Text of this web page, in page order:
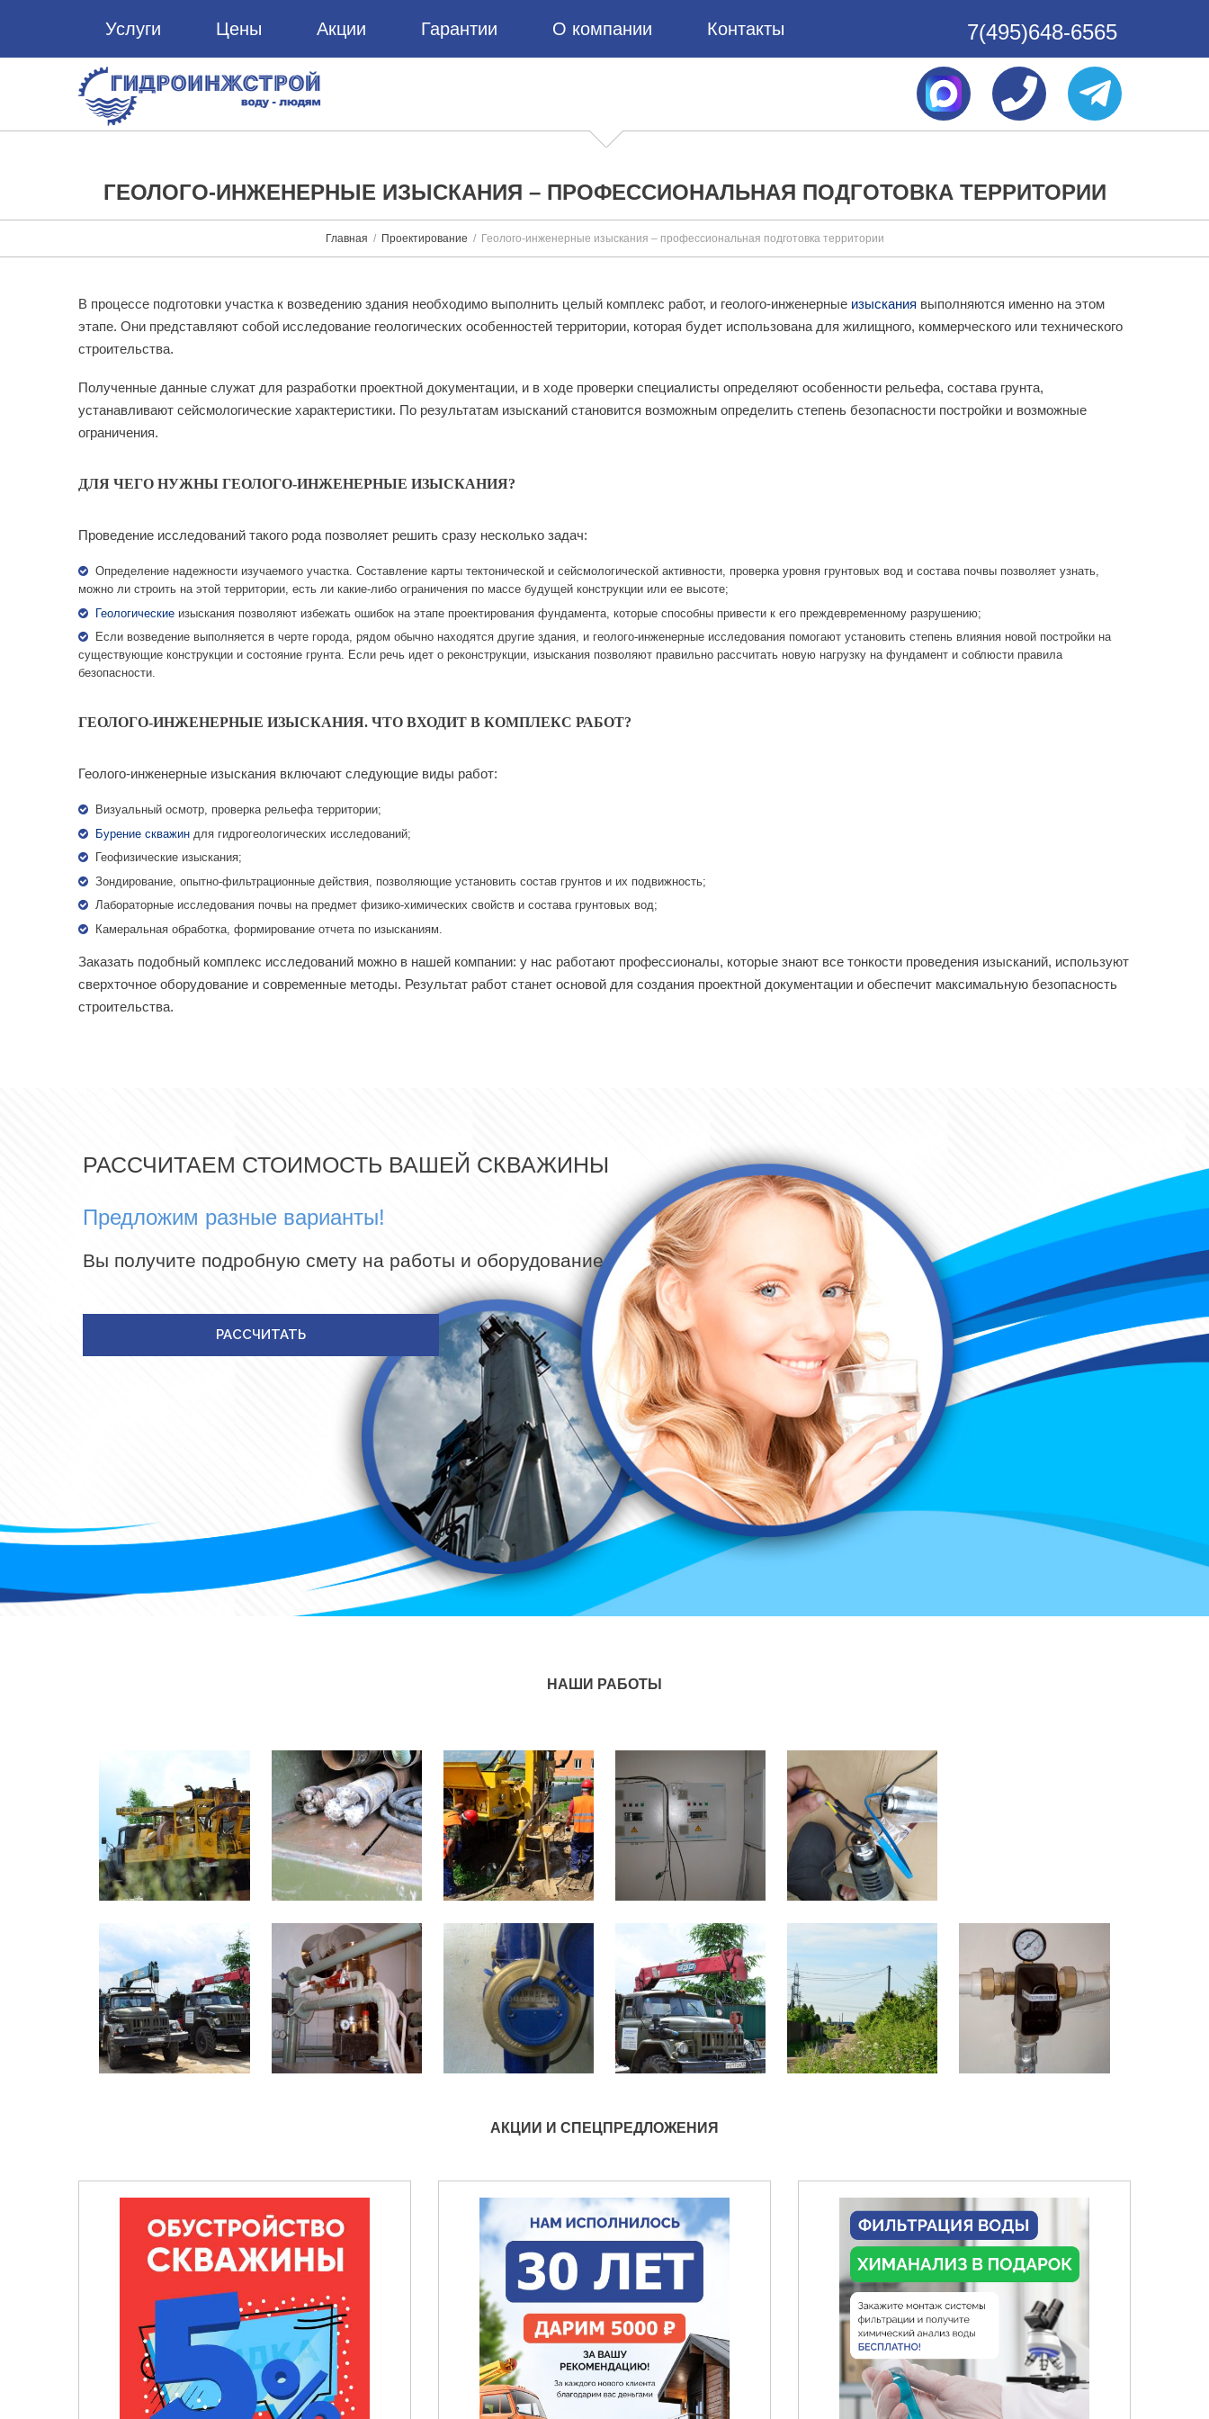
Услуги Цены Акции Гарантии О компании Контакты 7(495)648-6565
ГЕОЛОГО-ИНЖЕНЕРНЫЕ ИЗЫСКАНИЯ – ПРОФЕССИОНАЛЬНАЯ ПОДГОТОВКА ТЕРРИТОРИИ
Главная Проектирование Геолого-инженерные изыскания – профессиональная подготовка территории
В процессе подготовки участка к возведению здания необходимо выполнить целый комплекс работ, и геолого-инженерные изыскания выполняются именно на этом
этапе. Они представляют собой исследование геологических особенностей территории, которая будет использована для жилищного, коммерческого или технического
строительства.
Полученные данные служат для разработки проектной документации, и в ходе проверки специалисты определяют особенности рельефа, состава грунта,
устанавливают сейсмологические характеристики. По результатам изысканий становится возможным определить степень безопасности постройки и возможные
ограничения.
ДЛЯ ЧЕГО НУЖНЫ ГЕОЛОГО-ИНЖЕНЕРНЫЕ ИЗЫСКАНИЯ?
Проведение исследований такого рода позволяет решить сразу несколько задач:
Определение надежности изучаемого участка. Составление карты тектонической и сейсмологической активности, проверка уровня грунтовых вод и состава почвы позволяет узнать,
можно ли строить на этой территории, есть ли какие-либо ограничения по массе будущей конструкции или ее высоте;
Геологические изыскания позволяют избежать ошибок на этапе проектирования фундамента, которые способны привести к его преждевременному разрушению;
Если возведение выполняется в черте города, рядом обычно находятся другие здания, и геолого-инженерные исследования помогают установить степень влияния новой постройки на
существующие конструкции и состояние грунта. Если речь идет о реконструкции, изыскания позволяют правильно рассчитать новую нагрузку на фундамент и соблюсти правила
безопасности.
ГЕОЛОГО-ИНЖЕНЕРНЫЕ ИЗЫСКАНИЯ. ЧТО ВХОДИТ В КОМПЛЕКС РАБОТ?
Геолого-инженерные изыскания включают следующие виды работ:
Визуальный осмотр, проверка рельефа территории;
Бурение скважин для гидрогеологических исследований;
Геофизические изыскания;
Зондирование, опытно-фильтрационные действия, позволяющие установить состав грунтов и их подвижность;
Лабораторные исследования почвы на предмет физико-химических свойств и состава грунтовых вод;
Камеральная обработка, формирование отчета по изысканиям.
Заказать подобный комплекс исследований можно в нашей компании: у нас работают профессионалы, которые знают все тонкости проведения изысканий, используют
сверхточное оборудование и современные методы. Результат работ станет основой для создания проектной документации и обеспечит максимальную безопасность
строительства.
РАССЧИТАЕМ СТОИМОСТЬ ВАШЕЙ СКВАЖИНЫ
Предложим разные варианты!
Вы получите подробную смету на работы и оборудование
РАССЧИТАТЬ
НАШИ РАБОТЫ
АКЦИИ И СПЕЦПРЕДЛОЖЕНИЯ